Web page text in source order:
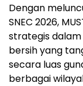
Dengan
SNEC 2026,
strategis
bersih yang
secara luas
berbagai